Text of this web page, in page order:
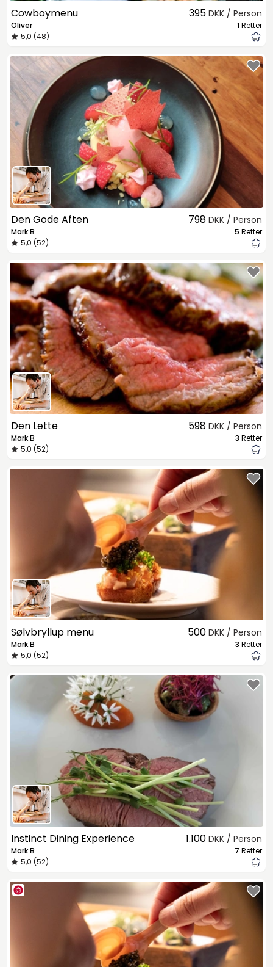
Cowboymenu
Oliver
5,0 (48)
395 DKK / Person
1Retter
Den Gode Aften
Mark B
5,0 (52)
798 DKK / Person
5 Retter
Den Lette
Mark B
5,0 (52)
598 DKK / Person
3 Retter
Sølvbryllup menu
Mark B
5,0 (52)
500 DKK / Person
3 Retter
Instinct Dining Experience
Mark B
5,0 (52)
1.100 DKK / Person
7 Retter